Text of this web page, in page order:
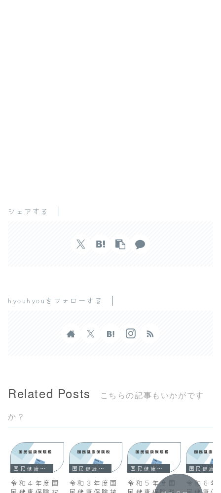
シェアする
hyouhyouをフォローする
Related Posts
こちらの記事もいかがです
か？
国民健康保険税
令和４年度国
国民健康保険税
令和３年度国
国民健康保険税
令和５年度国
令和６年